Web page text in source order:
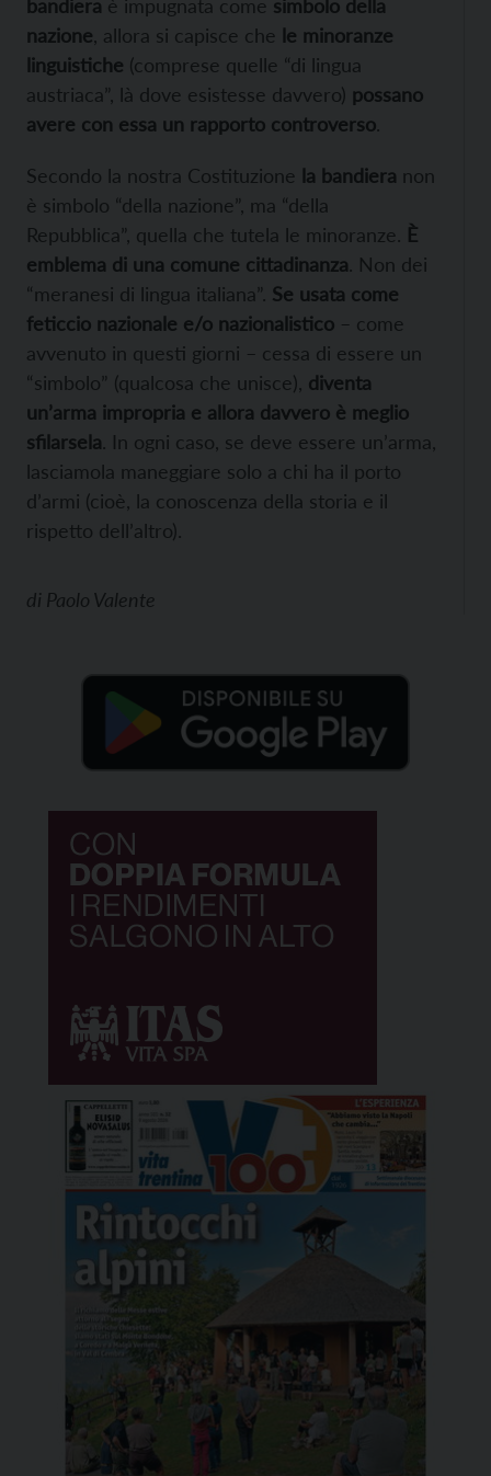
bandiera è impugnata come simbolo della
nazione , allora si capisce che le minoranze
linguistiche (comprese quelle “di lingua
austriaca”, là dove esistesse davvero) possano
avere con essa un rapporto controverso.
Secondo la nostra Costituzione la bandiera non
è simbolo “della nazione”, ma “della
Repubblica”, quella che tutela le minoranze. È
emblema di una comune cittadinanza. Non dei
“meranesi di lingua italiana”. Se usata come
feticcio nazionale e/o nazionalistico – come
avvenuto in questi giorni – cessa di essere un
“simbolo” (qualcosa che unisce), diventa
un’arma impropria e allora davvero è meglio
sfilarsela. In ogni caso, se deve essere un’arma,
lasciamola maneggiare solo a chi ha il porto
d’armi (cioè, la conoscenza della storia e il
rispetto dell’altro).
di Paolo Valente